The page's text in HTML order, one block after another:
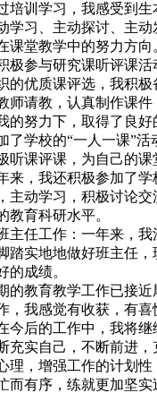
培训学习，我感受到
学习、主动探讨、主动
课堂教学中的努力方向
极参与研究课听评课活
的优质课评选，我积
师请教，认真制作课件
的努力下，取得了良好
了学校的“一人一课”活
听课评课，为自己的
来，我还积极参加了学
主动学习，积极讨论交
教育科研水平。
主任工作：一年来，我
踏实地地做好班主任，
的成绩。
的教育教学工作已接近
，我感觉有收获，有喜
今后的工作中，我将继
充实自己，不断前进
理，增强工作的计划
而有序，练就更加坚实